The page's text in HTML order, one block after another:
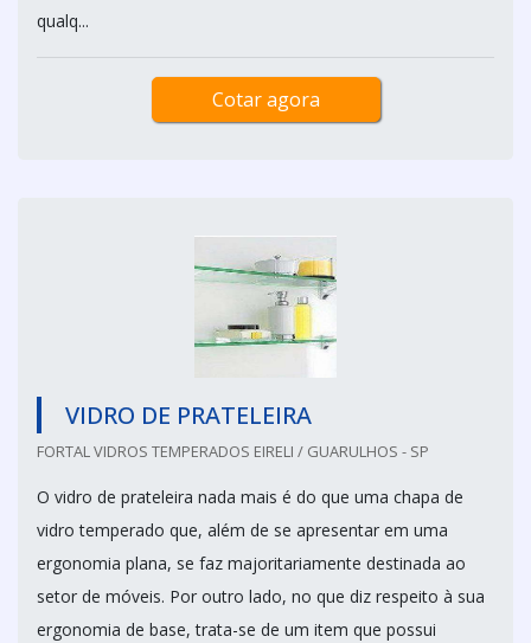
qualq...
Cotar agora
VIDRO DE PRATELEIRA
FORTAL VIDROS TEMPERADOS EIRELI / GUARULHOS - SP
O vidro de prateleira nada mais é do que uma chapa de
vidro temperado que, além de se apresentar em uma
ergonomia plana, se faz majoritariamente destinada ao
setor de móveis. Por outro lado, no que diz respeito à sua
ergonomia de base, trata-se de um item que possui